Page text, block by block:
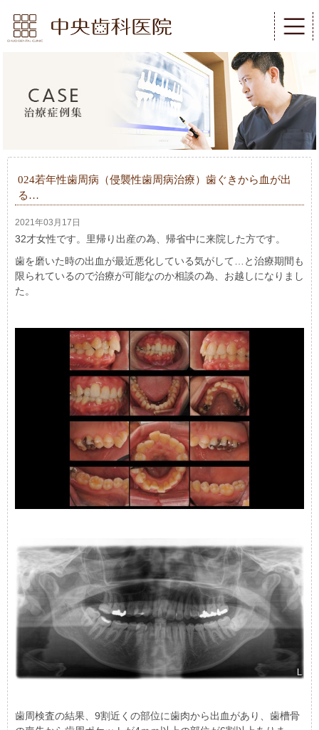
024若年性歯周病（侵襲性歯周病治療）歯ぐきから血が出
る…
2021年03月17日
32才女性です。里帰り出産の為、帰省中に来院した方です。
歯を磨いた時の出血が最近悪化している気がして…と治療期間も
限られているので治療が可能なのか相談の為、お越しになりまし
た。
歯周検査の結果、9割近くの部位に歯肉から出血があり、歯槽骨